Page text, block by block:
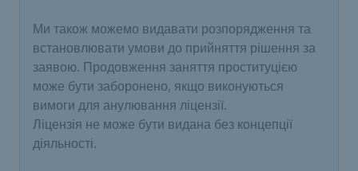
Ми також можемо видавати розпорядження та
встановлювати умови до прийняття рішення за
заявою. Продовження заняття проституцією
може бути заборонено, якщо виконуються
вимоги для анулювання ліцензії.
Ліцензія не може бути видана без концепції
діяльності.